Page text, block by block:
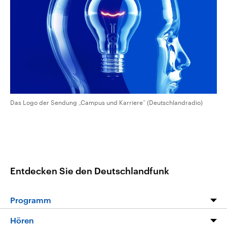
CDU, SPD und FDP regiert.-
Umfragen, Prognosen,
Wahlprogramme, aktuelle Berichte
und Hintergründe zu den Parteien
und Kandidaten der anstehenden
aktuelle Weltgeschehen.
Sendungen Programm Podcasts
Audio-Archiv
Das Logo der Sendung „Campus und Karriere“ (Deutschlandradio)
Entdecken Sie den Deutschlandfunk
Programm
Programm
Hören